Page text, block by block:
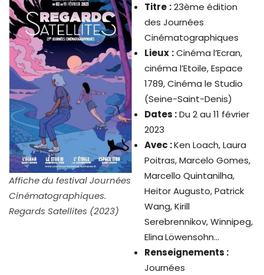
Affiche du festival Journées
Cinématographiques.
Regards Satellites (2023)
Titre :23ème édition
des Journées
Cinématographiques
Lieux :Cinéma l’Ecran,
cinéma l’Etoile, Espace
1789, Cinéma le Studio
(Seine-Saint-Denis)
Dates :Du 2 au 11 février
2023
Avec :Ken Loach, Laura
Poitras, Marcelo Gomes,
Marcello Quintanilha,
Heitor Augusto, Patrick
Wang, Kirill
Serebrennikov, Winnipeg,
ElinaLöwensohn…
Renseignements :
Journées